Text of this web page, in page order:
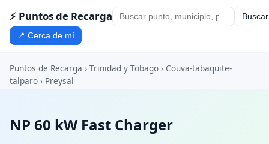
⚡ Puntos de Recarga Buscar
📍 Cerca de mí
Puntos de Recarga › Trinidad y Tobago › Couva-tabaquite-
talparo › Preysal
NP 60 kW Fast Charger